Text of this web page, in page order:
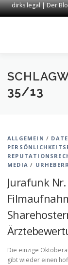
dirks.legal | Der
START
35/13
ALLGEMEIN /
MEDIA /
Jurafunk
Die einzige
gibt wieder einen